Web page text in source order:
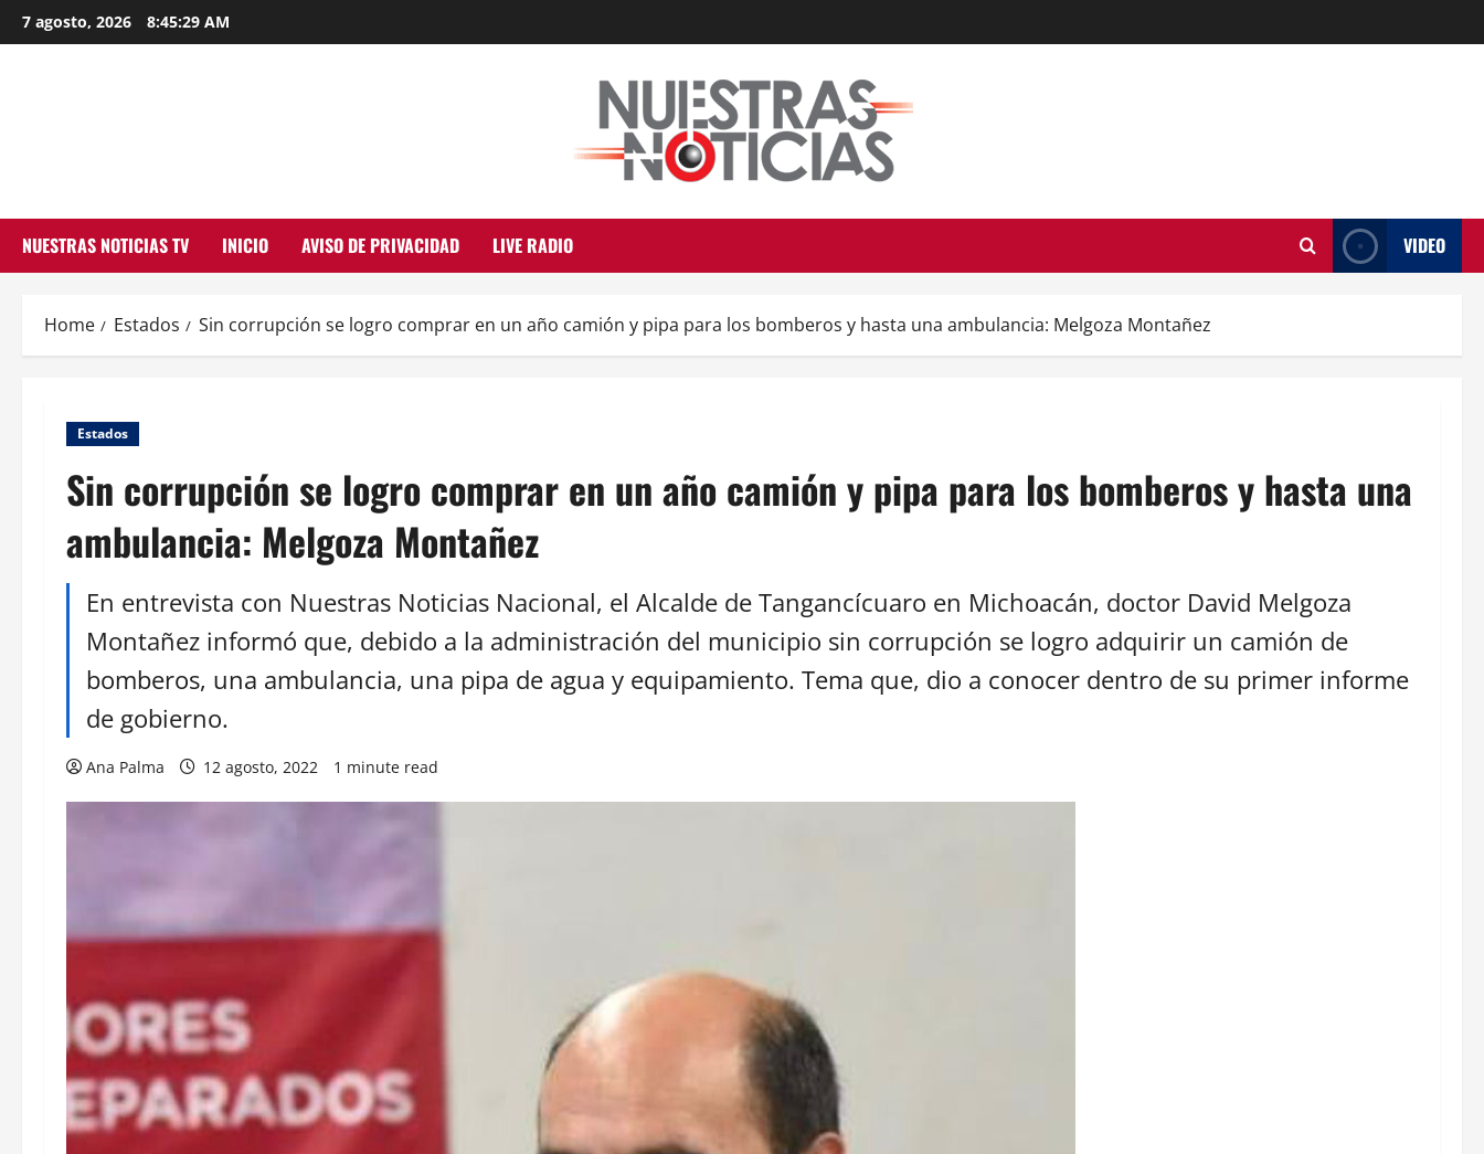
Skip
to
7 agosto, 2026 8:45:31 AM
NUESTRAS NOTICIAS TV INICIO AVISO DE PRIVACIDAD LIVE RADIO VIDEO
Home Estados Sin corrupción se logro comprar en un año camión y pipa para los bomberos y hasta una ambulancia: Melgoza Montañez
Estados
Sin corrupción se logro comprar en un año camión y pipa para los bomberos y hasta una
ambulancia: Melgoza Montañez
En entrevista con Nuestras Noticias Nacional, el Alcalde de Tangancícuaro en Michoacán, doctor David Melgoza
Montañez informó que, debido a la administración del municipio sin corrupción se logro adquirir un camión de
bomberos, una ambulancia, una pipa de agua y equipamiento. Tema que, dio a conocer dentro de su primer informe
de gobierno.
Ana Palma 12 agosto, 2022 1 minute read